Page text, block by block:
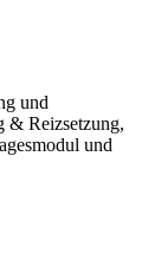
und
& Reizsetzung,
und